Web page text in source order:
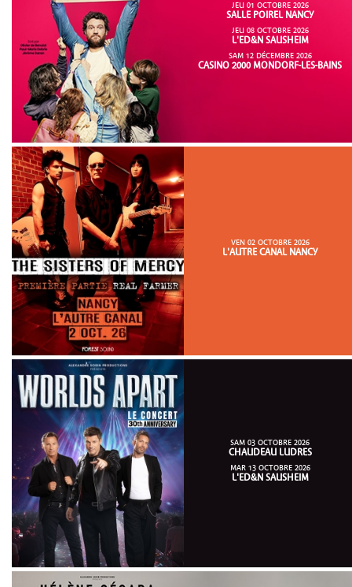
JEU 01 OCTOBRE 2026
SALLE POIREL NANCY
JEU 08 OCTOBRE 2026
L'ED&N SAUSHEIM
SAM 12 DÉCEMBRE 2026
CASINO 2000 MONDORF-LES-BAINS
VEN 02 OCTOBRE 2026
L'AUTRE CANAL NANCY
SAM 03 OCTOBRE 2026
CHAUDEAU LUDRES
MAR 13 OCTOBRE 2026
L'ED&N SAUSHEIM